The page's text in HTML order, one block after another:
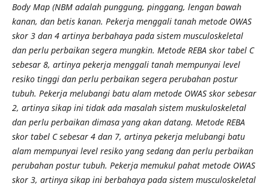
Body Map (NBM adalah punggung, pinggang, lengan bawah
kanan, dan betis kanan. Pekerja menggali tanah metode OWAS
skor 3 dan 4 artinya berbahaya pada sistem musculoskeletal
dan perlu perbaikan segera mungkin. Metode REBA skor tabel C
sebesar 8, artinya pekerja menggali tanah mempunyai level
resiko tinggi dan perlu perbaikan segera perubahan postur
tubuh. Pekerja melubangi batu alam metode OWAS skor sebesar
2, artinya sikap ini tidak ada masalah sistem muskuloskeletal
dan perlu perbaikan dimasa yang akan datang. Metode REBA
skor tabel C sebesar 4 dan 7, artinya pekerja melubangi batu
alam mempunyai level resiko yang sedang dan perlu perbaikan
perubahan postur tubuh. Pekerja memukul pahat metode OWAS
skor 3, artinya sikap ini berbahaya pada sistem musculoskeletal